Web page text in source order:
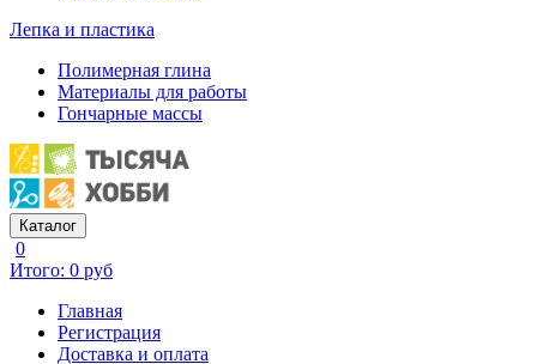
Лепка и пластика
Полимерная глина
Материалы для работы
Гончарные массы
Каталог
0
Итого: 0 руб
Главная
Регистрация
Доставка и оплата